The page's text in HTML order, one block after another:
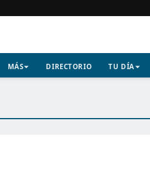
MÁS DIRECTORIO TU DÍA